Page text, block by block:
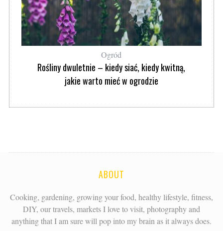
Ogród
Rośliny dwuletnie – kiedy siać, kiedy kwitną,
jakie warto mieć w ogrodzie
ABOUT
Cooking, gardening, growing your food, healthy lifestyle, fitness,
DIY, our travels, markets I love to visit, photography and
anything that I am sure will pop into my brain as it always does.